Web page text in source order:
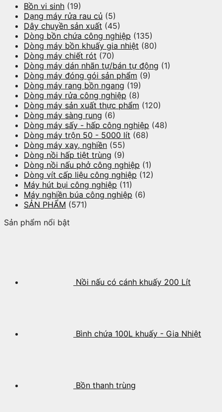
Bồn vi sinh (19)
Dạng máy rửa rau củ (5)
Dây chuyền sản xuất (45)
Dòng bồn chứa công nghiệp (135)
Dòng máy bồn khuấy gia nhiệt (80)
Dòng máy chiết rót (70)
Dòng máy dán nhãn tự/bán tự động (1)
Dòng máy đóng gói sản phẩm (9)
Dòng máy rang bồn ngang (19)
Dòng máy rửa công nghiệp (8)
Dòng máy sản xuất thực phẩm (120)
Dòng máy sàng rung (6)
Dòng máy sấy - hấp công nghiệp (48)
Dòng máy trộn 50 - 5000 lít (68)
Dòng máy xay, nghiền (55)
Dòng nồi hấp tiệt trùng (9)
Dòng nồi nấu phở công nghiệp (1)
Dòng vít cấp liệu công nghiệp (12)
Máy hút bụi công nghiệp (11)
Máy nghiền búa công nghiệp (6)
SẢN PHẨM (571)
Sản phẩm nổi bật
Nồi nấu có cánh khuấy 200 Lít
Bình chứa 100L khuấy - Gia Nhiệt
Bồn thanh trùng